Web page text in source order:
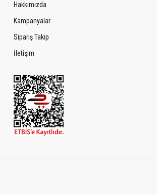
Hakkımızda
Kampanyalar
Sipariş Takip
İletişim